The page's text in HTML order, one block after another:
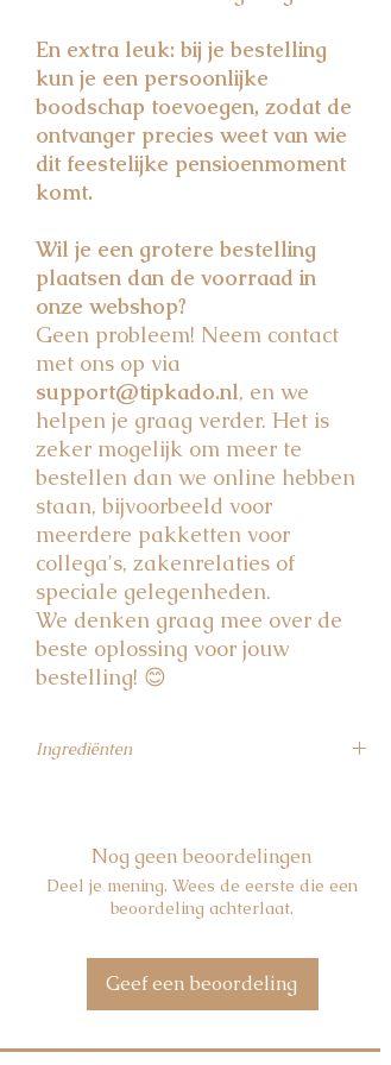
En extra leuk: bij je bestelling
kun je een persoonlijke
boodschap toevoegen, zodat de
ontvanger precies weet van wie
dit feestelijke pensioenmoment
komt.
Wil je een grotere bestelling
plaatsen dan de voorraad in
onze webshop?
Geen probleem! Neem contact
met ons op via
support@tipkado.nl, en we
helpen je graag verder. Het is
zeker mogelijk om meer te
bestellen dan we online hebben
staan, bijvoorbeeld voor
meerdere pakketten voor
collega's, zakenrelaties of
speciale gelegenheden.
We denken graag mee over de
beste oplossing voor jouw
bestelling! 😊
Ingrediënten
sinaasappelschil 1,5%, korenbloemblaadjes
Zwarte thee bosvruchten:zwarte thee 87%,
natuurlijke aroma 12,5%, stukjes framboos
98%, jasmijnblaadjes 2%
Rooibos:rooibos 100%
Nog geen beoordelingen
Deel je mening. Wees de eerste die een
beoordeling achterlaat.
Geef een beoordeling